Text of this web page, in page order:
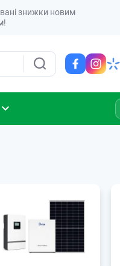
знижки новим